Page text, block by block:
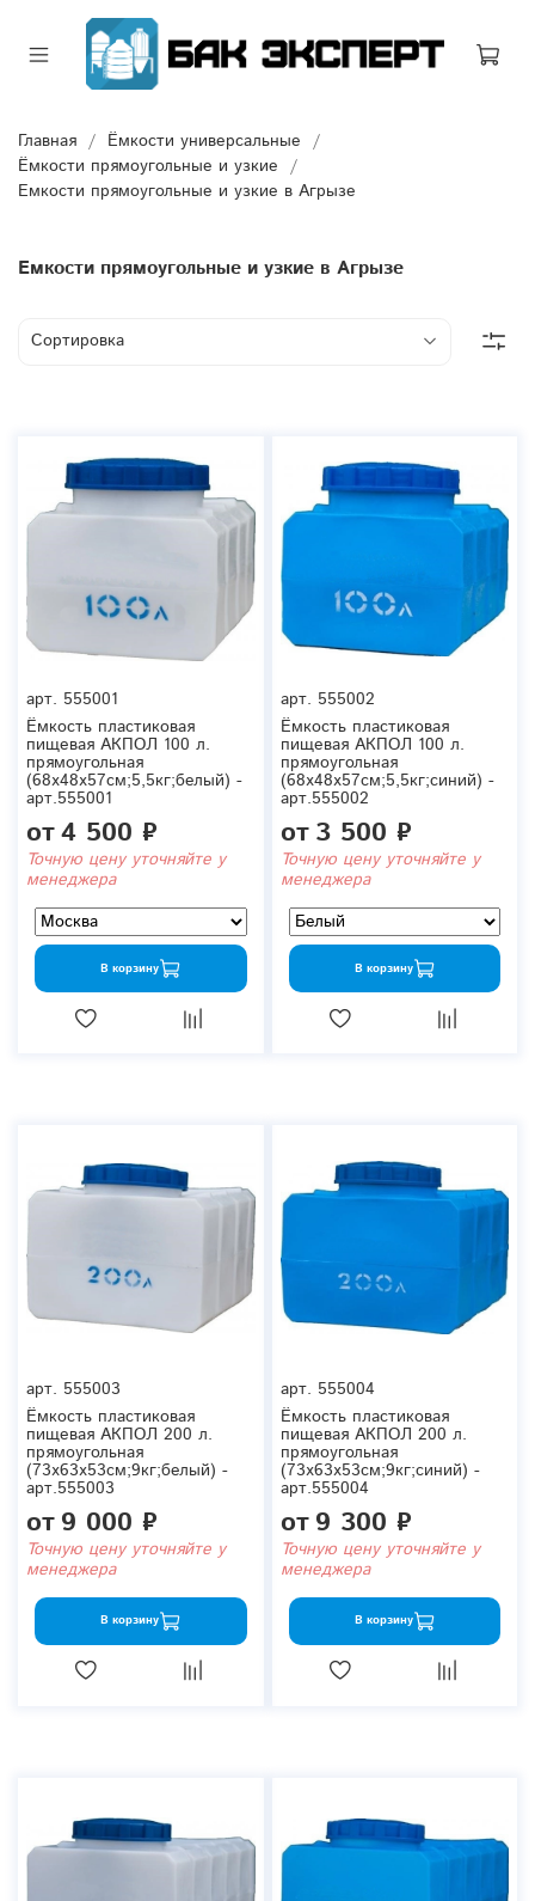
Главная
Ёмкости универсальные
Ёмкости прямоугольные и узкие
Емкости прямоугольные и узкие в Агрызе
Емкости прямоугольные и узкие в Агрызе
арт. 555001
Ёмкость пластиковая
пищевая АКПОЛ 100 л.
прямоугольная
(68x48x57см;5,5кг;белый) -
арт.555001
от4 500 ₽
Точную цену уточняйте у
менеджера
В корзину
арт. 555002
Ёмкость пластиковая
пищевая АКПОЛ 100 л.
прямоугольная
(68x48x57см;5,5кг;синий) -
арт.555002
от3 500 ₽
Точную цену уточняйте у
менеджера
В корзину
арт. 555003
Ёмкость пластиковая
пищевая АКПОЛ 200 л.
прямоугольная
(73x63x53см;9кг;белый) -
арт.555003
от9 000 ₽
Точную цену уточняйте у
менеджера
В корзину
арт. 555004
Ёмкость пластиковая
пищевая АКПОЛ 200 л.
прямоугольная
(73x63x53см;9кг;синий) -
арт.555004
от9 300 ₽
Точную цену уточняйте у
менеджера
В корзину